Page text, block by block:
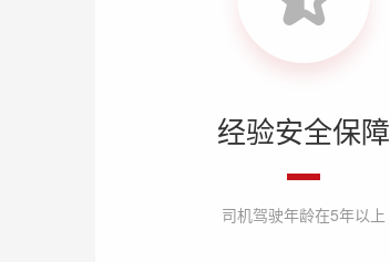
经验安全保障
司机驾驶年龄在5年以上